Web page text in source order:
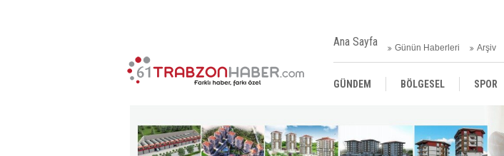
Ana Sayfa Günün Haberleri Arşiv
GÜNDEM BÖLGESEL SPOR
SAĞLIK MAGAZİN